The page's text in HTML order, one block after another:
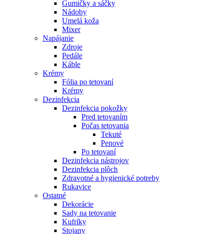
Gumičky a sáčky
Nádoby
Umelá koža
Mixer
Napájanie
Zdroje
Pedále
Káble
Krémy
Fólia po tetovaní
Krémy
Dezinfekcia
Dezinfekcia pokožky
Pred tetovaním
Počas tetovania
Tekuté
Penové
Po tetovaní
Dezinfekcia nástrojov
Dezinfekcia plôch
Zdravotné a hygienické potreby
Rukavice
Ostatné
Dekorácie
Sady na tetovanie
Kufríky
Stojany